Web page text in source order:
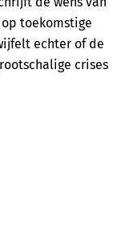
toekomstige
echter of de
crises